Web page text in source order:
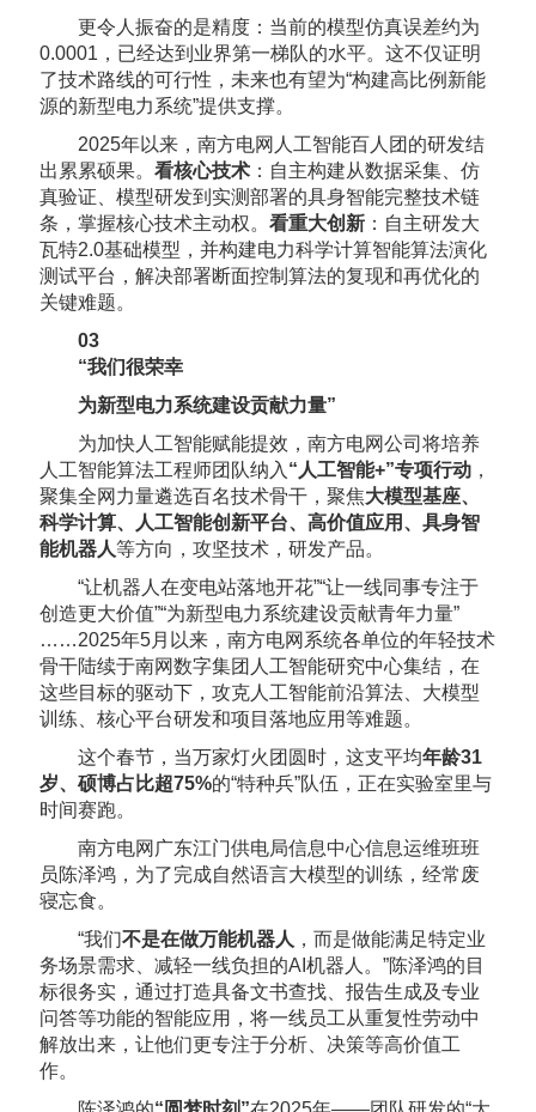
更令人振奋的是精度：当前的模型仿真误差约为
0.0001，已经达到业界第一梯队的水平。这不仅证明
了技术路线的可行性，未来也有望为“构建高比例新能
源的新型电力系统”提供支撑。
2025年以来，南方电网人工智能百人团的研发结
出累累硕果。 看核心技术 ：自主构建从数据采集、仿
真验证、模型研发到实测部署的具身智能完整技术链
条，掌握核心技术主动权。 看重大创新 ：自主研发大
瓦特2.0基础模型，并构建电力科学计算智能算法演化
测试平台，解决部署断面控制算法的复现和再优化的
关键难题。
03
“我们很荣幸
为新型电力系统建设贡献力量”
为加快人工智能赋能提效，南方电网公司将培养
人工智能算法工程师团队纳入 “人工智能+”专项行动 ，
聚集全网力量遴选百名技术骨干，聚焦大模型基座、
科学计算、人工智能创新平台、高价值应用、具身智
能机器人等方向，攻坚技术，研发产品。
“让机器人在变电站落地开花”“让一线同事专注于
创造更大价值”“为新型电力系统建设贡献青年力量”
……2025年5月以来，南方电网系统各单位的年轻技术
骨干陆续于南网数字集团人工智能研究中心集结，在
这些目标的驱动下，攻克人工智能前沿算法、大模型
训练、核心平台研发和项目落地应用等难题。
这个春节，当万家灯火团圆时，这支平均年龄31
岁、硕博占比超75%的“特种兵”队伍，正在实验室里与
时间赛跑。
南方电网广东江门供电局信息中心信息运维班班
员陈泽鸿，为了完成自然语言大模型的训练，经常废
寝忘食。
“我们不是在做万能机器人 ，而是做能满足特定业
务场景需求、减轻一线负担的AI机器人。”陈泽鸿的目
标很务实，通过打造具备文书查找、报告生成及专业
问答等功能的智能应用，将一线员工从重复性劳动中
解放出来，让他们更专注于分析、决策等高价值工
作。